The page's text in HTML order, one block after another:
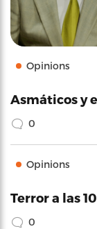
Opinions
Asmáticos y
0
Opinions
Terror a las
0